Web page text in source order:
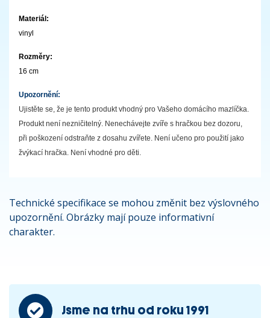
Materiál:
vinyl
Rozměry:
16 cm
Upozornění:
Ujistěte se, že je tento produkt vhodný pro Vašeho domácího mazlíčka.
Produkt není nezničitelný. Nenechávejte zvíře s hračkou bez dozoru,
při poškození odstraňte z dosahu zvířete. Není učeno pro použití jako
žvýkací hračka. Není vhodné pro děti.
Technické specifikace se mohou změnit bez výslovného
upozornění. Obrázky mají pouze informativní
charakter.
Jsme na trhu od roku 1991